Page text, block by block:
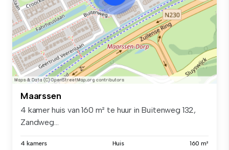
Maarssen
4 kamer huis van 160 m² te huur in Buitenweg 132,
Zandweg...
4 kamers Huis 160 m²